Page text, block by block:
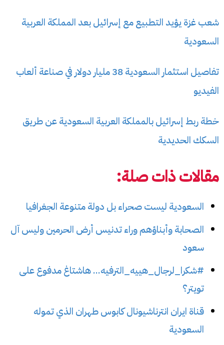
شعب غزة يؤيد التطبيع مع إسرائيل بعد المملكة العربية
السعودية
تفاصيل استثمار السعودية 38 مليار دولار في صناعة ألعاب
الفيديو
خطة ربط إسرائيل بالمملكة العربية السعودية عن طريق
السكك الحديدية
مقالات ذات صلة:
السعودية ليست صحراء بل دولة متنوعة الجغرافيا
الصحابة وأبناؤهم وراء تدنيس أرض الحرمين وليس آل
سعود
#شكرا_لرجال_هييه_الترفيه... هاشتاغ مدفوع على
تويتر؟
قناة ايران انترناشيونال كابوس طهران الذي تموله
السعودية